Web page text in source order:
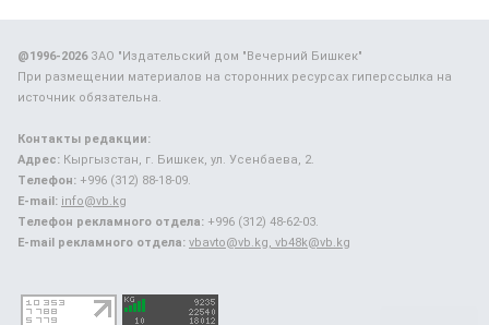
@1996-2026ЗАО "Издательский дом "Вечерний Бишкек"
При размещении материалов на сторонних ресурсах гиперссылка на
источник обязательна.
Контакты редакции:
Адрес: Кыргызстан, г. Бишкек, ул. Усенбаева, 2.
Телефон: +996 (312) 88-18-09.
E-mail: info@vb.kg
Телефон рекламного отдела: +996 (312) 48-62-03.
E-mail рекламного отдела: vbavto@vb.kg, vb48k@vb.kg